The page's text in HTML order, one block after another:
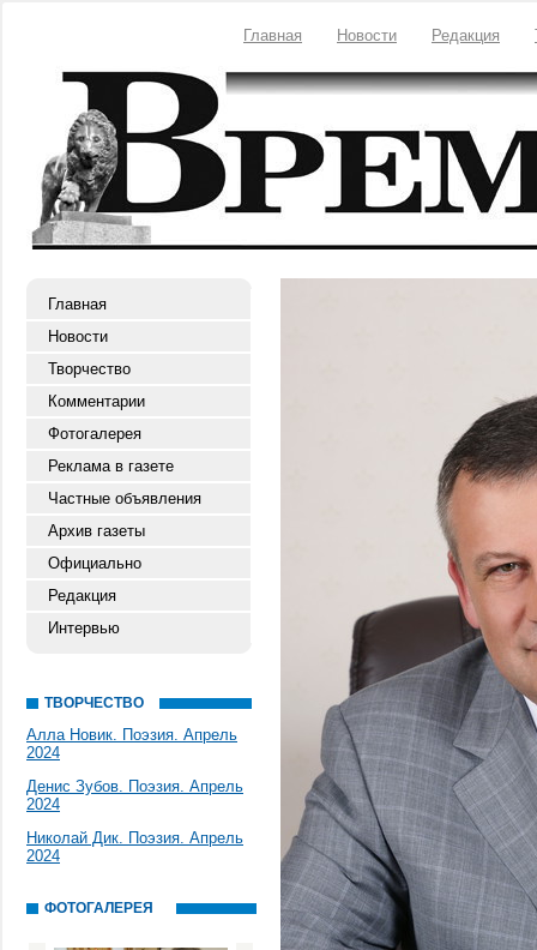
Главная Новости Редакция
Главная
Новости
Творчество
Комментарии
Фотогалерея
Реклама в газете
Частные объявления
Архив газеты
Официально
Редакция
Интервью
ТВОРЧЕСТВО
Алла Новик. Поэзия. Апрель
2024
Денис Зубов. Поэзия. Апрель
2024
Николай Дик. Поэзия. Апрель
2024
ФОТОГАЛЕРЕЯ